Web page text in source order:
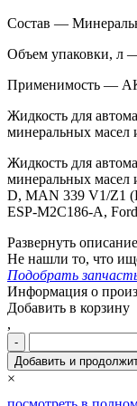
Состав —
Объем упаковки, л
Применимость —
Жидкость для
минеральных масел
Жидкость для
минеральных масел
D, MAN 339 V1/Z1
ESP-M2C186-A,
Развернуть описание
Не нашли то, что
Подобрать
Информация о
Добавить в корзину
,
-
Добавить и
×